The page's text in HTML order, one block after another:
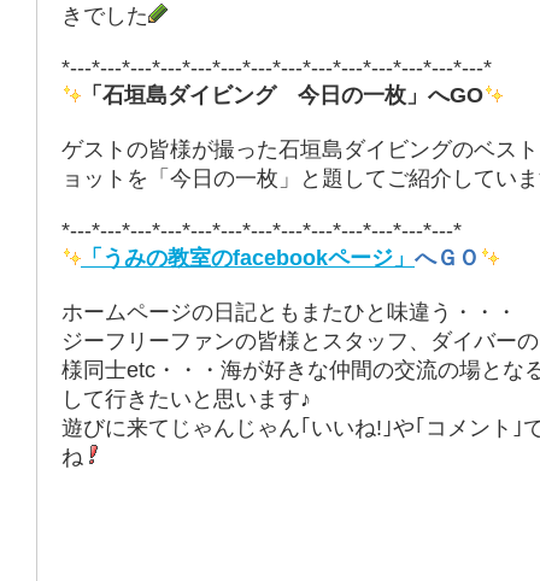
きでした
*---*---*---*---*---*---*---*---*---*---*---*---*---*---*
「石垣島ダイビング 今日の一枚」へGO
ゲストの皆様が撮った石垣島ダイビングのベス
ョットを「今日の一枚」と題してご紹介してい
*---*---*---*---*---*---*---*---*---*---*---*---*---*
「うみの教室のfacebookページ」 へＧＯ
ホームページの日記ともまたひと味違う・・・
ジーフリーファンの皆様とスタッフ、ダイバー
様同士etc・・・海が好きな仲間の交流の場とな
して行きたいと思います♪
遊びに来てじゃんじゃん｢いいね!｣や｢コメント｣
ね